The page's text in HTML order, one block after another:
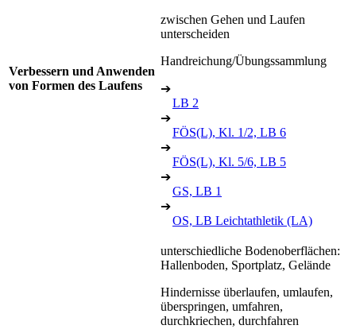
Verbessern und Anwenden
von Formen des Laufens
zwischen Gehen und Laufen
unterscheiden
Handreichung/Übungssammlung
➔
LB 2
➔
FÖS(L), Kl. 1/2, LB 6
➔
FÖS(L), Kl. 5/6, LB 5
➔
GS, LB 1
➔
OS, LB Leichtathletik (LA)
unterschiedliche Bodenoberflächen:
Hallenboden, Sportplatz, Gelände
Hindernisse überlaufen, umlaufen,
überspringen, umfahren,
durchkriechen, durchfahren